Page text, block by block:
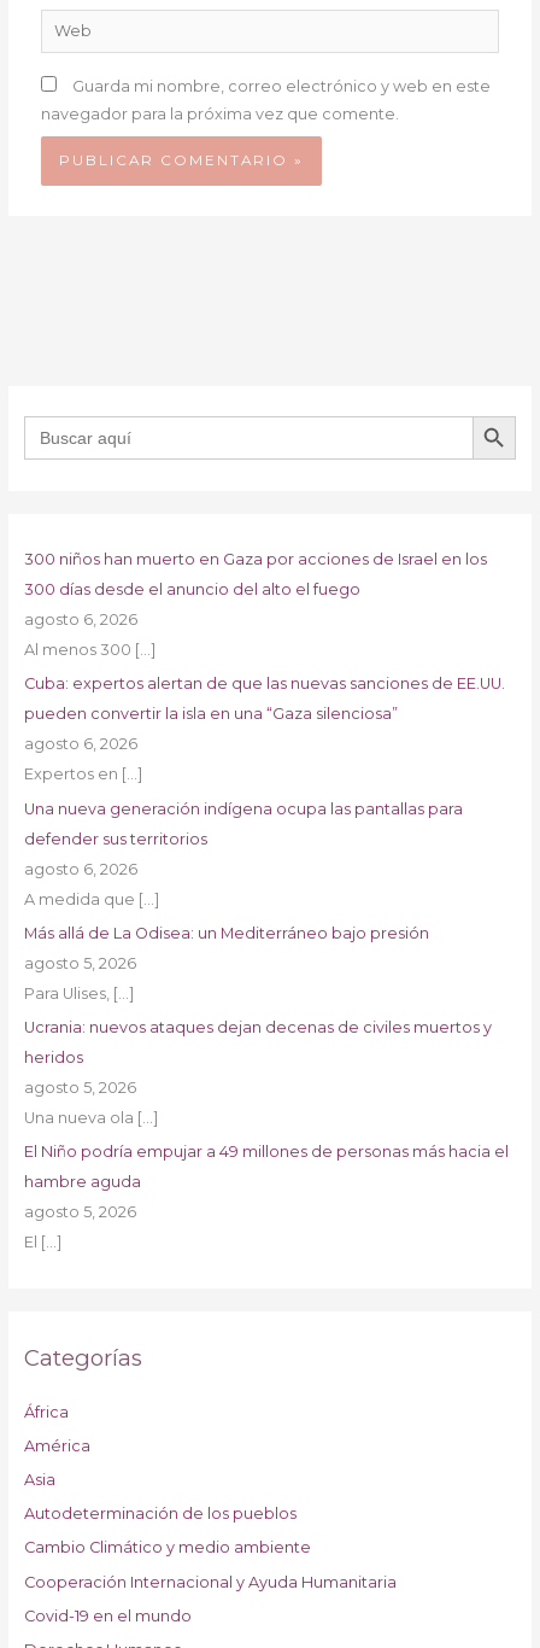
Web
Guarda mi nombre, correo electrónico y web en este
navegador para la próxima vez que comente.
Buscar: BOTÓN DE
300 niños han muerto en Gaza por acciones de Israel en los
300 días desde el anuncio del alto el fuego
agosto 6, 2026
Al menos 300 […]
Cuba: expertos alertan de que las nuevas sanciones de EE.UU.
pueden convertir la isla en una “Gaza silenciosa”
agosto 6, 2026
Expertos en […]
Una nueva generación indígena ocupa las pantallas para
defender sus territorios
agosto 6, 2026
A medida que […]
Más allá de La Odisea: un Mediterráneo bajo presión
agosto 5, 2026
Para Ulises, […]
Ucrania: nuevos ataques dejan decenas de civiles muertos y
heridos
agosto 5, 2026
Una nueva ola […]
El Niño podría empujar a 49 millones de personas más hacia el
hambre aguda
agosto 5, 2026
El […]
Categorías
África
América
Asia
Autodeterminación de los pueblos
Cambio Climático y medio ambiente
Cooperación Internacional y Ayuda Humanitaria
Covid-19 en el mundo